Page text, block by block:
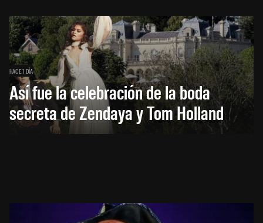
HACE 1 DÍA
Así fue la celebración de la boda
secreta de Zendaya y Tom Holland